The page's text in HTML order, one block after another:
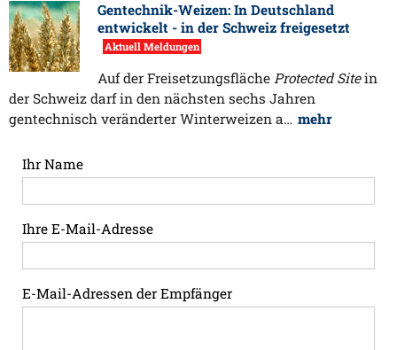
Gentechnik-Weizen: In Deutschland
entwickelt - in der Schweiz freigesetzt
Aktuell Meldungen
Auf der Freisetzungsfläche Protected Sitein
der Schweiz darf in den nächsten sechs Jahren
gentechnisch veränderter Winterweizen a… mehr
Ihr Name
Ihre E-Mail-Adresse
E-Mail-Adressen der Empfänger